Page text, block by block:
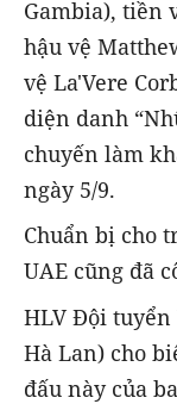
Gambia), tiền
hậu vệ
vệ La'Vere
diện danh
chuyến làm
ngày 5/9.
Chuẩn bị cho
UAE cũng đã
HLV Đội
Hà Lan) cho
đấu này của